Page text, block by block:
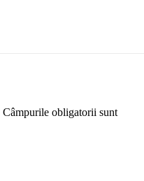
Câmpurile obligatorii sunt